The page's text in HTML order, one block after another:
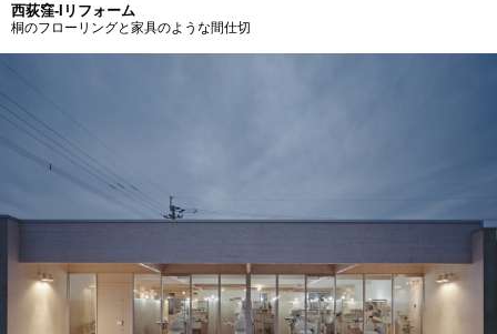
西荻窪-Iリフォーム
桐のフローリングと家具のような間仕切